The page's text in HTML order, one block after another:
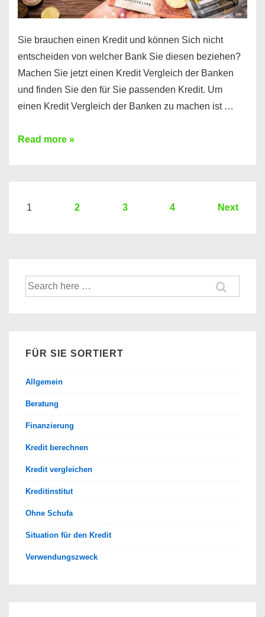
Sie brauchen einen Kredit und können Sich nicht
entscheiden von welcher Bank Sie diesen beziehen?
Machen Sie jetzt einen Kredit Vergleich der Banken
und finden Sie den für Sie passenden Kredit. Um
einen Kredit Vergleich der Banken zu machen ist …
Sie
Hier
Banken
Read more »
Seitennummerierung
1 2 3 4 Next
Suche
nach:
FÜR SIE SORTIERT
Allgemein
Beratung
Finanzierung
Kredit berechnen
Kredit vergleichen
Kreditinstitut
Ohne Schufa
Situation für den Kredit
Verwendungszweck